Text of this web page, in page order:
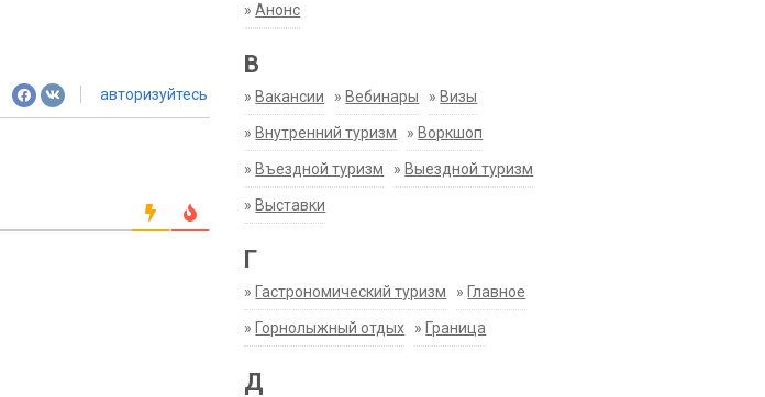
авторизуйтесь
»Анонс
В
» Вакансии » Вебинары » Визы
» Внутренний туризм » Воркшоп
» Въездной туризм » Выездной туризм
» Выставки
Г
» Гастрономический туризм » Главное
» Горнолыжный отдых » Граница
Д